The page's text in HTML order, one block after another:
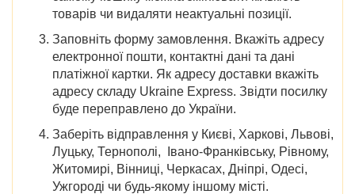
товарів чи видаляти неактуальні позиції.
Заповніть форму замовлення. Вкажіть адресу
електронної пошти, контактні дані та дані
платіжної картки. Як адресу доставки вкажіть
адресу складу Ukraine Express. Звідти посилку
буде переправлено до України.
Заберіть відправлення у Києві, Харкові, Львові,
Луцьку, Тернополі, Івано-Франківську, Рівному,
Житомирі, Вінниці, Черкасах, Дніпрі, Одесі,
Ужгороді чи будь-якому іншому місті.